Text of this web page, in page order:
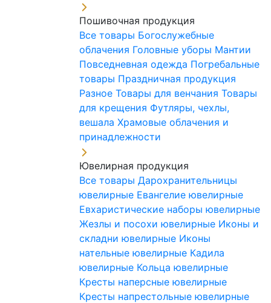
Пошивочная продукция
Все товары Богослужебные
облачения Головные уборы Мантии
Повседневная одежда Погребальные
товары Праздничная продукция
Разное Товары для венчания Товары
для крещения Футляры, чехлы,
вешала Храмовые облачения и
принадлежности
Ювелирная продукция
Все товары Дарохранительницы
ювелирные Евангелие ювелирные
Евхаристические наборы ювелирные
Жезлы и посохи ювелирные Иконы и
складни ювелирные Иконы
нательные ювелирные Кадила
ювелирные Кольца ювелирные
Кресты наперсные ювелирные
Кресты напрестольные ювелирные